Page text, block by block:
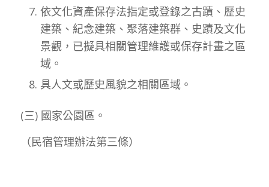
依文化資產保存法指定或登錄之古蹟、歷史
建築、紀念建築、聚落建築群、史蹟及文化
景觀，已擬具相關管理維護或保存計畫之區
域。
具人文或歷史風貌之相關區域。
(三) 國家公園區。
（民宿管理辦法第三條）